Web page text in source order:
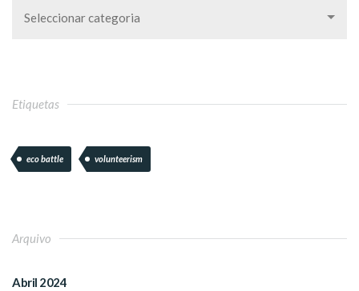
Seleccionar categoria
Etiquetas
eco battle volunteerism
Arquivo
Abril 2024